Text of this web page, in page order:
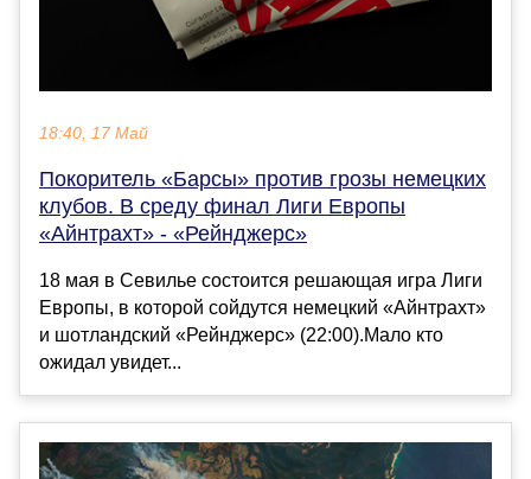
18:40, 17 Май
Покоритель «Барсы» против грозы немецких
клубов. В среду финал Лиги Европы
«Айнтрахт» - «Рейнджерс»
18 мая в Севилье состоится решающая игра Лиги
Европы, в которой сойдутся немецкий «Айнтрахт»
и шотландский «Рейнджерс» (22:00).Мало кто
ожидал увидет...